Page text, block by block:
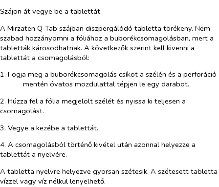
Szájon át vegye be a tablettát.
A Mirzaten Q-Tab szájban diszpergálódó tabletta törékeny. Nem
szabad hozzányomni a fóliához a buborékcsomagolásban, mert a
tabletták károsodhatnak. A következők szerint kell kivenni a
tablettát a csomagolásból:
1. Fogja meg a buborékcsomagolás csíkot a szélén és a perforáció
mentén óvatos mozdulattal tépjen le egy darabot.
2. Húzza fel a fólia megjelölt szélét és nyissa ki teljesen a
csomagolást.
3. Vegye a kezébe a tablettát.
4. A csomagolásból történő kivétel után azonnal helyezze a
tablettát a nyelvére.
A tabletta nyelvre helyezve gyorsan szétesik. A szétesett tabletta
vízzel vagy víz nélkül lenyelhető.